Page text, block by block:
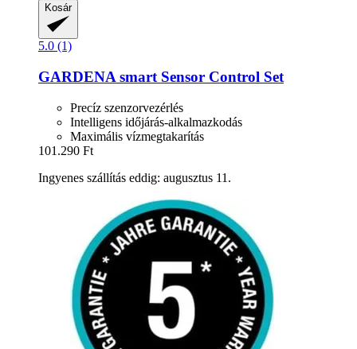
Kosár
5.0 (1)
GARDENA smart Sensor Control Set
Precíz szenzorvezérlés
Intelligens időjárás-alkalmazkodás
Maximális vízmegtakarítás
101.290 Ft
Ingyenes szállítás eddig: augusztus 11.